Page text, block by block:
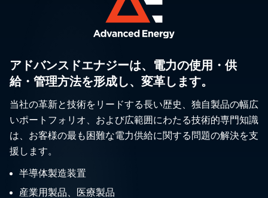
アドバンスドエナジーは、電力の使用・供
給・管理方法を形成し、変革します。
当社の革新と技術をリードする長い歴史、独自製品の幅広
いポートフォリオ、および広範囲にわたる技術的専門知識
は、お客様の最も困難な電力供給に関する問題の解決を支
援します。
半導体製造装置
産業用製品、医療製品